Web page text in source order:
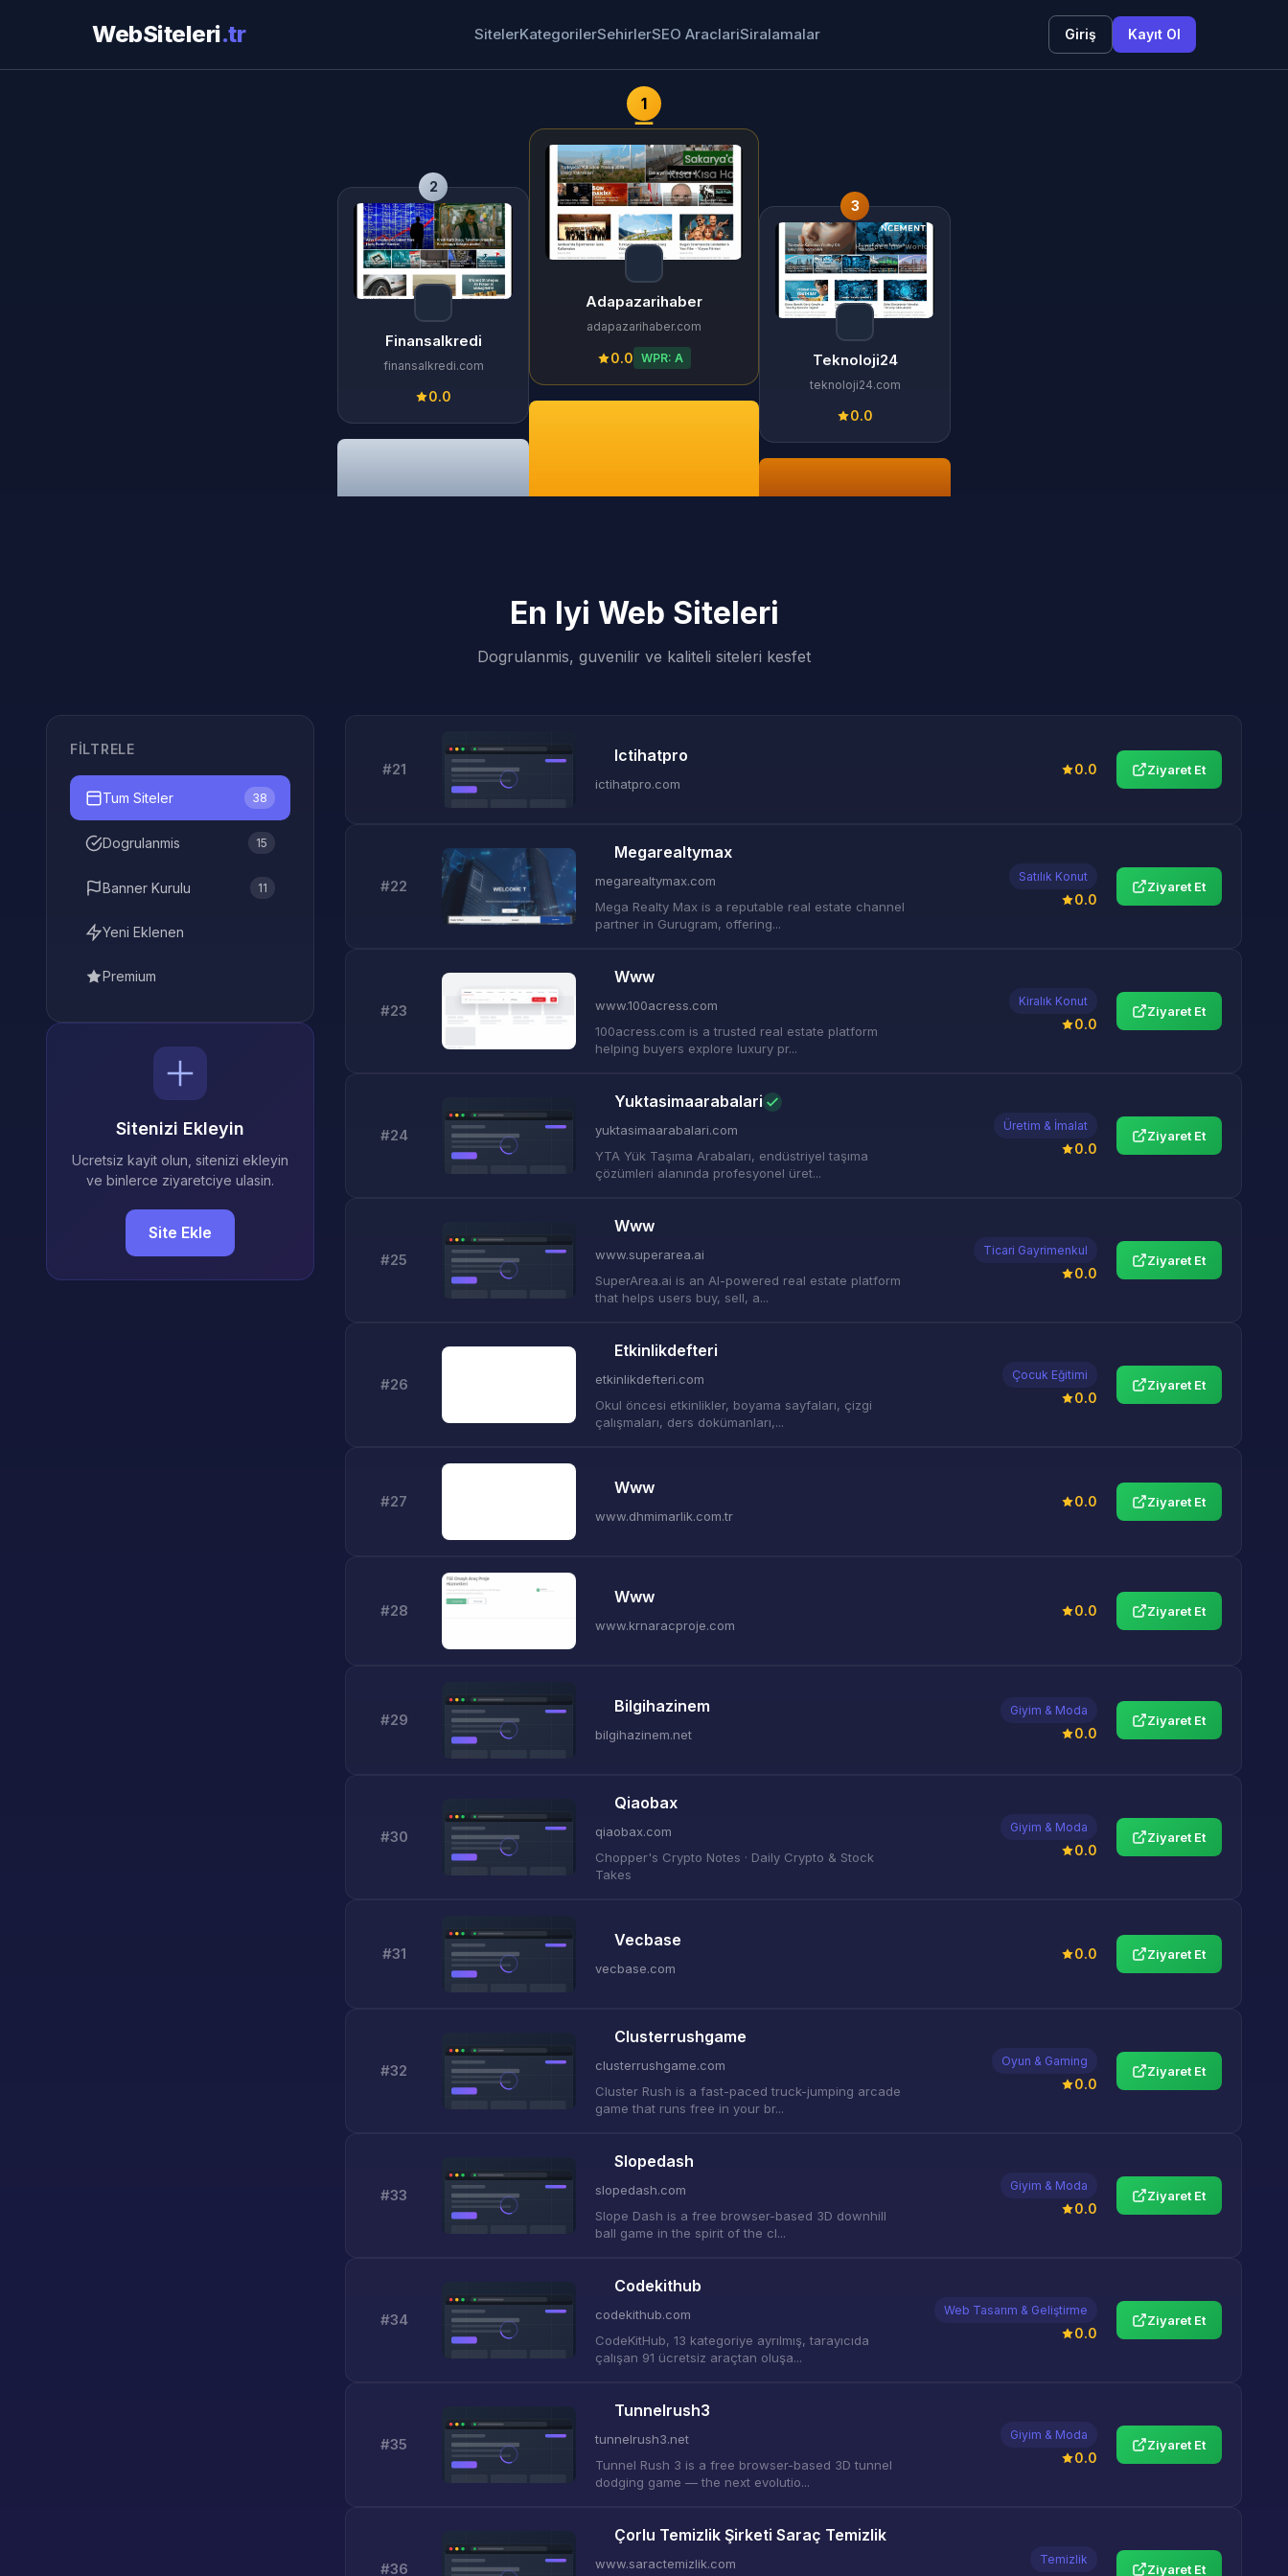
WebSiteleri.tr SitelerKategorilerSehirlerSEO AraclariSiralamalar Giriş Kayıt Ol
2
Finansalkredi
finansalkredi.com
0.0
1
Adapazarihaber
adapazarihaber.com
0.0 WPR: A
3
Teknoloji24
teknoloji24.com
0.0
En Iyi Web Siteleri
Dogrulanmis, guvenilir ve kaliteli siteleri kesfet
FILTRELE
Tum Siteler 38
Dogrulanmis 15
Banner Kurulu 11
Yeni Eklenen
Premium
Sitenizi Ekleyin
Ucretsiz kayit olun, sitenizi ekleyin
ve binlerce ziyaretciye ulasin.
Site Ekle
#21
Ictihatpro
ictihatpro.com
0.0 Ziyaret Et
#22
Megarealtymax
megarealtymax.com
Mega Realty Max is a reputable real estate channel
partner in Gurugram, offering...
Satılık Konut
0.0
Ziyaret Et
#23
Www
www.100acress.com
100acress.com is a trusted real estate platform
helping buyers explore luxury pr...
Kiralık Konut
0.0
Ziyaret Et
#24
Yuktasimaarabalari
yuktasimaarabalari.com
YTA Yük Taşıma Arabaları, endüstriyel taşıma
çözümleri alanında profesyonel üret...
Üretim & İmalat
0.0
Ziyaret Et
#25
Www
www.superarea.ai
SuperArea.ai is an AI-powered real estate platform
that helps users buy, sell, a...
Ticari Gayrimenkul
0.0
Ziyaret Et
#26
Etkinlikdefteri
etkinlikdefteri.com
Okul öncesi etkinlikler, boyama sayfaları, çizgi
çalışmaları, ders dokümanları,...
Çocuk Eğitimi
0.0
Ziyaret Et
#27
Www
www.dhmimarlik.com.tr
0.0 Ziyaret Et
#28
Www
www.krnaracproje.com
0.0 Ziyaret Et
#29
Bilgihazinem
bilgihazinem.net
Giyim & Moda
0.0
Ziyaret Et
#30
Qiaobax
qiaobax.com
Chopper's Crypto Notes · Daily Crypto & Stock
Takes
Giyim & Moda
0.0
Ziyaret Et
#31
Vecbase
vecbase.com
0.0 Ziyaret Et
#32
Clusterrushgame
clusterrushgame.com
Cluster Rush is a fast-paced truck-jumping arcade
game that runs free in your br...
Oyun & Gaming
0.0
Ziyaret Et
#33
Slopedash
slopedash.com
Slope Dash is a free browser-based 3D downhill
ball game in the spirit of the cl...
Giyim & Moda
0.0
Ziyaret Et
#34
Codekithub
codekithub.com
CodeKitHub, 13 kategoriye ayrılmış, tarayıcıda
çalışan 91 ücretsiz araçtan oluşa...
Web Tasarım & Geliştirme
0.0
Ziyaret Et
#35
Tunnelrush3
tunnelrush3.net
Tunnel Rush 3 is a free browser-based 3D tunnel
dodging game — the next evolutio...
Giyim & Moda
0.0
Ziyaret Et
#36
Çorlu Temizlik Şirketi Saraç Temizlik
www.saractemizlik.com
Temizlik
Ziyaret Et